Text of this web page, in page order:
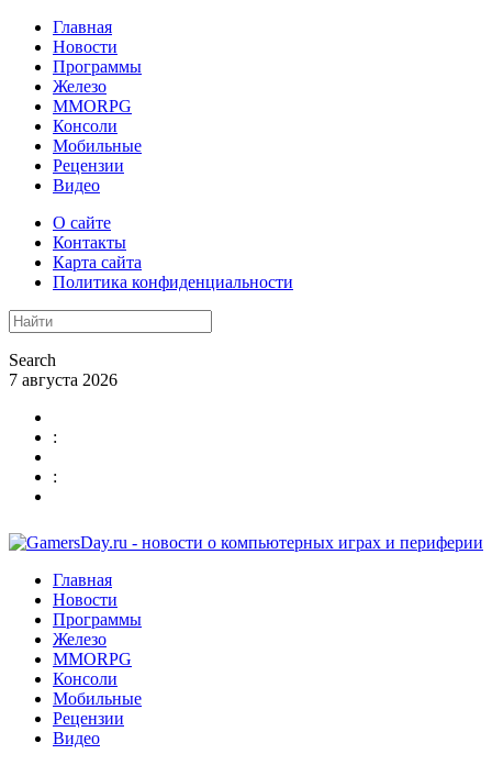
Главная
Новости
Программы
Железо
MMORPG
Консоли
Мобильные
Рецензии
Видео
О сайте
Контакты
Карта сайта
Политика конфиденциальности
Search
7 августа 2026
:
:
Главная
Новости
Программы
Железо
MMORPG
Консоли
Мобильные
Рецензии
Видео